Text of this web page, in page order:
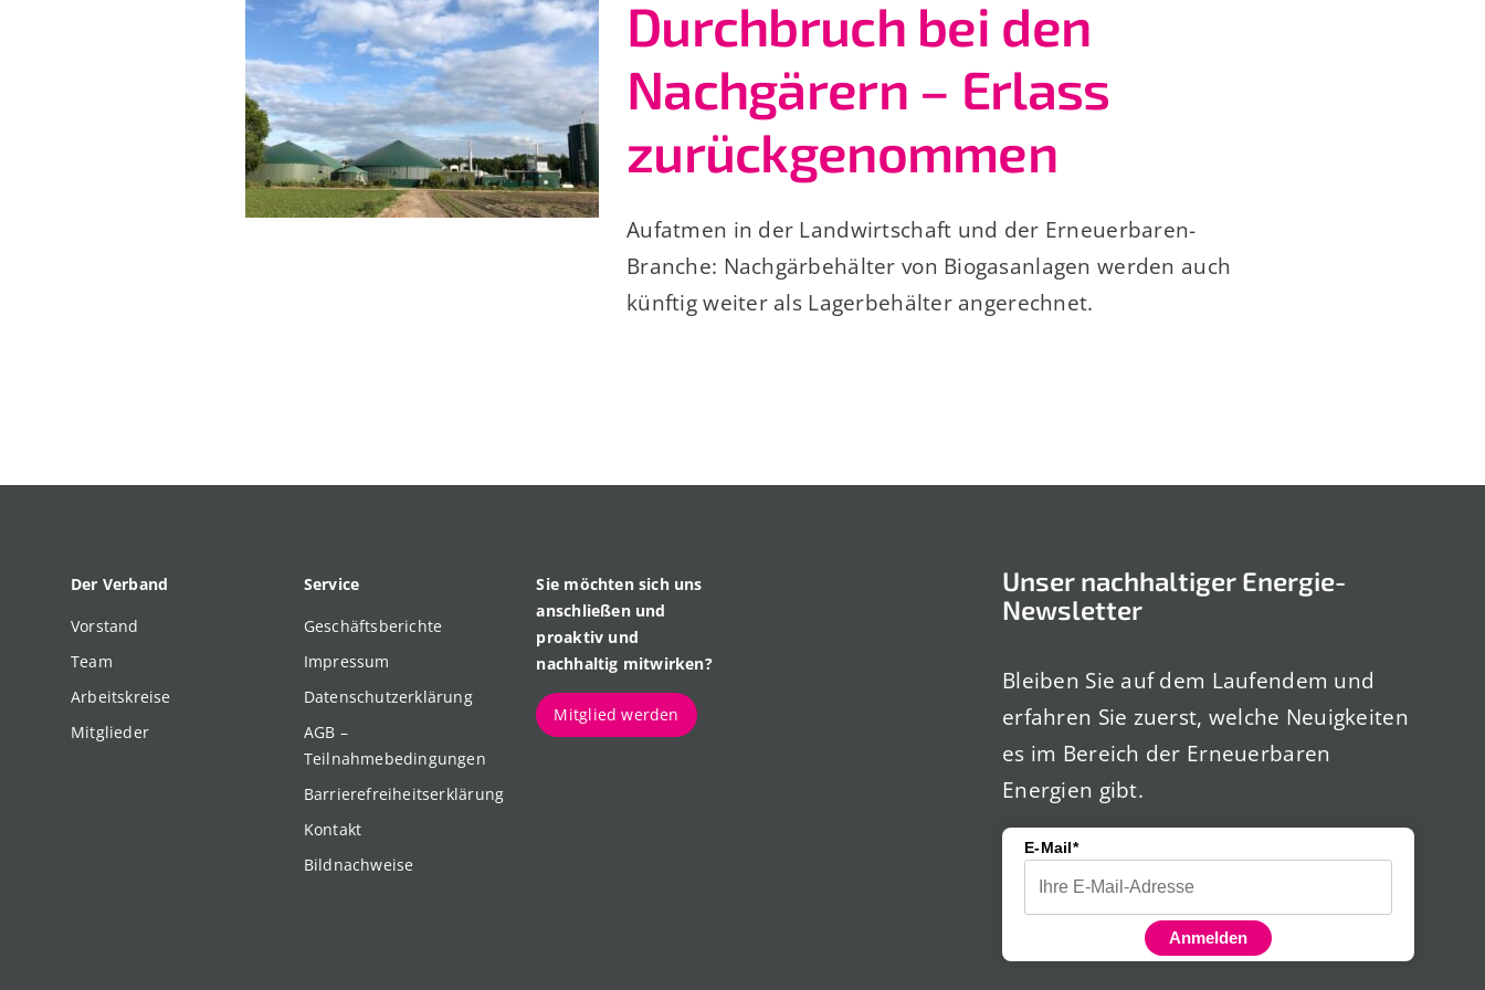
Durchbruch bei den
Nachgärern – Erlass
zurückgenommen
Aufatmen in der Landwirtschaft und der Erneuerbaren-
Branche: Nachgärbehälter von Biogasanlagen werden auch
künftig weiter als Lagerbehälter angerechnet.
Der Verband
Vorstand
Team
Arbeitskreise
Mitglieder
Service
Geschäftsberichte
Impressum
Datenschutzerklärung
AGB –
Teilnahmebedingungen
Barrierefreiheitserklärung
Kontakt
Bildnachweise
Sie möchten sich uns
anschließen und
proaktiv und
nachhaltig mitwirken?
Mitglied werden
Unser nachhaltiger Energie-
Newsletter
Bleiben Sie auf dem Laufendem und
erfahren Sie zuerst, welche Neuigkeiten
es im Bereich der Erneuerbaren
Energien gibt.
E-Mail*
Anmelden